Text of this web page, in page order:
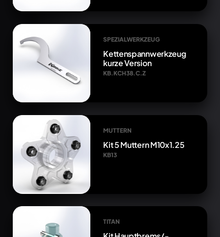
SPEZIALWERKZEUG
Kettenspannwerkzeug
kurze Version
KB.KCH38.C.Z
MUTTERN
Kit 5 Muttern M10x1.25
KB13
TITAN